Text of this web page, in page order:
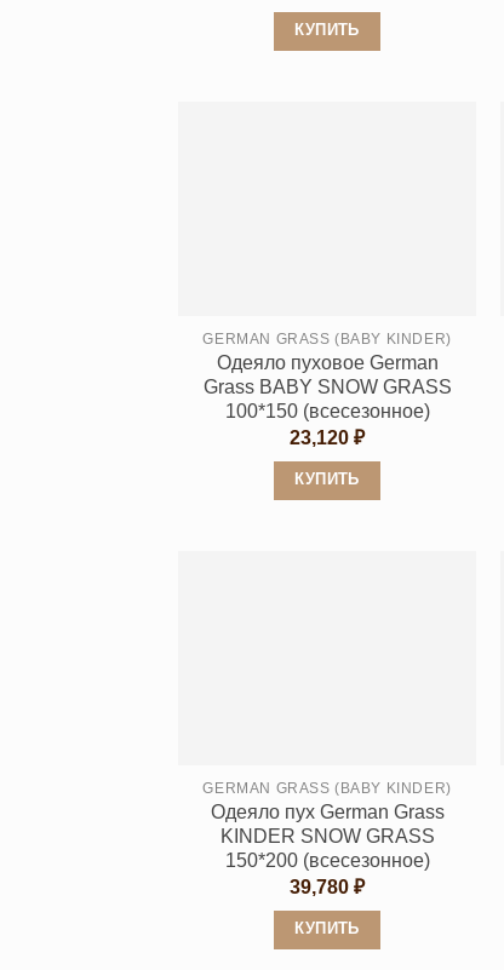
составляла
10,900 ₽.
КУПИТЬ
странице
товара.
GERMAN GRASS (BABY KINDER)
Одеяло пуховое German
Grass BABY SNOW GRASS
100*150 (всесезонное)
23,120₽
КУПИТЬ
странице
товара.
GERMAN GRASS (BABY KINDER)
Одеяло пух German Grass
KINDER SNOW GRASS
150*200 (всесезонное)
39,780₽
КУПИТЬ